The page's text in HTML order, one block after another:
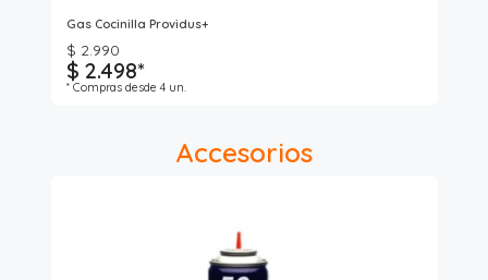
Gas Cocinilla Providus+
$ 2.990
$ 2.498*
* Compras desde 4 un.
Accesorios